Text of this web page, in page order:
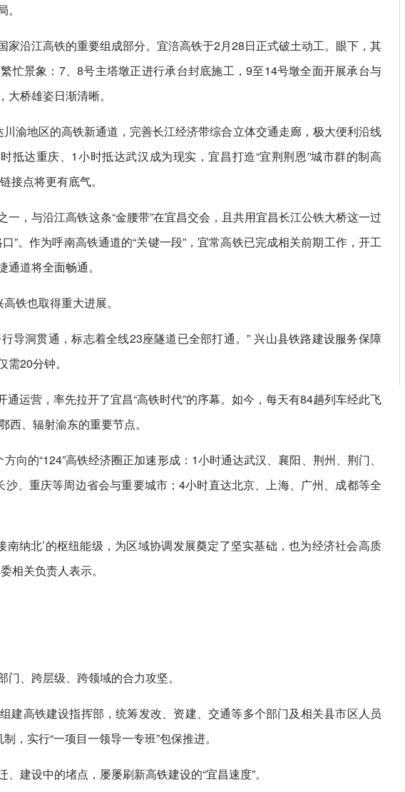
家沿江高铁的重要组成部分。宜涪高铁于2月28日正式破土动工。眼下，其
景象：7、8号主塔墩正进行承台封底施工，9至14号墩全面开展承台与
桥雄姿日渐清晰。
渝地区的高铁新通道，完善长江经济带综合立体交通走廊，极大便利沿线
抵达重庆、1小时抵达武汉成为现实，宜昌打造“宜荆荆恩”城市群的制高
接点将更有底气。
，与沿江高铁这条“金腰带”在宜昌交会，且共用宜昌长江公铁大桥这一过
”。作为呼南高铁通道的“关键一段”，宜常高铁已完成相关前期工作，开工
道将全面畅通。
铁也取得重大进展。
导洞贯通，标志着全线23座隧道已全部打通。” 兴山县铁路建设服务保障
20分钟。
运营，率先拉开了宜昌“高铁时代”的序幕。如今，每天有84趟列车经此飞
、辐射渝东的重要节点。
向的“124”高铁经济圈正加速形成：1小时通达武汉、襄阳、荆州、荆门、
、重庆等周边省会与重要城市；4小时直达北京、上海、广州、成都等全
南纳北’的枢纽能级，为区域协调发展奠定了坚实基础，也为经济社会高质
相关负责人表示。
、跨层级、跨领域的合力攻坚。
建高铁建设指挥部，统筹发改、资建、交通等多个部门及相关县市区人员
，实行“一项目一领导一专班”包保推进。
建设中的堵点，屡屡刷新高铁建设的“宜昌速度”。